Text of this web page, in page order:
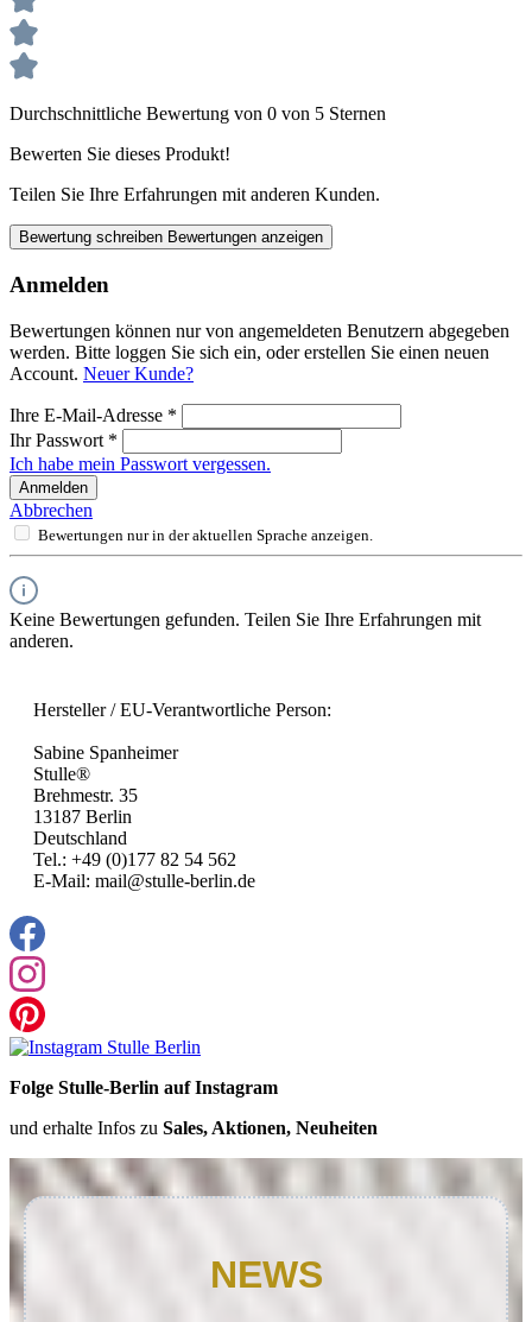
Durchschnittliche Bewertung von 0 von 5 Sternen
Bewerten Sie dieses Produkt!
Teilen Sie Ihre Erfahrungen mit anderen Kunden.
Bewertung schreiben Bewertungen anzeigen
Anmelden
Bewertungen können nur von angemeldeten Benutzern abgegeben
werden. Bitte loggen Sie sich ein, oder erstellen Sie einen neuen
Account. Neuer Kunde?
Ihre E-Mail-Adresse *
Ihr Passwort *
Ich habe mein Passwort vergessen.
Anmelden
Abbrechen
Bewertungen nur in der aktuellen Sprache anzeigen.
Keine Bewertungen gefunden. Teilen Sie Ihre Erfahrungen mit
anderen.
Hersteller / EU-Verantwortliche Person:
Sabine Spanheimer
Stulle®
Brehmestr. 35
13187 Berlin
Deutschland
Tel.: +49 (0)177 82 54 562
E-Mail: mail@stulle-berlin.de
Folge Stulle-Berlin auf Instagram
und erhalte Infos zu Sales, Aktionen, Neuheiten
NEWS